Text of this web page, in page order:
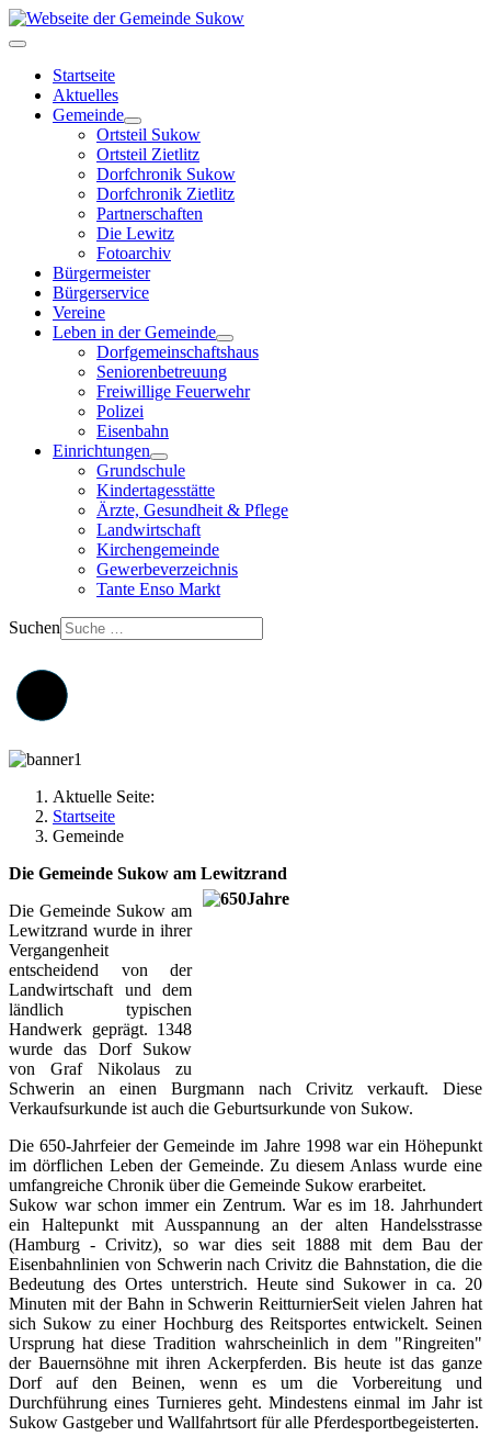
Startseite
Aktuelles
Gemeinde
Ortsteil Sukow
Ortsteil Zietlitz
Dorfchronik Sukow
Dorfchronik Zietlitz
Partnerschaften
Die Lewitz
Fotoarchiv
Bürgermeister
Bürgerservice
Vereine
Leben in der Gemeinde
Dorfgemeinschaftshaus
Seniorenbetreuung
Freiwillige Feuerwehr
Polizei
Eisenbahn
Einrichtungen
Grundschule
Kindertagesstätte
Ärzte, Gesundheit & Pflege
Landwirtschaft
Kirchengemeinde
Gewerbeverzeichnis
Tante Enso Markt
Suchen
Aktuelle Seite:
Startseite
Gemeinde
Die Gemeinde Sukow am Lewitzrand
Die Gemeinde Sukow am
Lewitzrand wurde in ihrer
Vergangenheit
entscheidend von der
Landwirtschaft und dem
ländlich typischen
Handwerk geprägt. 1348
wurde das Dorf Sukow
von Graf Nikolaus zu
Schwerin an einen Burgmann nach Crivitz verkauft. Diese
Verkaufsurkunde ist auch die Geburtsurkunde von Sukow.
Die 650-Jahrfeier der Gemeinde im Jahre 1998 war ein Höhepunkt
im dörflichen Leben der Gemeinde. Zu diesem Anlass wurde eine
umfangreiche Chronik über die Gemeinde Sukow erarbeitet.
Sukow war schon immer ein Zentrum. War es im 18. Jahrhundert
ein Haltepunkt mit Ausspannung an der alten Handelsstrasse
(Hamburg - Crivitz), so war dies seit 1888 mit dem Bau der
Eisenbahnlinien von Schwerin nach Crivitz die Bahnstation, die die
Bedeutung des Ortes unterstrich. Heute sind Sukower in ca. 20
Minuten mit der Bahn in Schwerin ReitturnierSeit vielen Jahren hat
sich Sukow zu einer Hochburg des Reitsportes entwickelt. Seinen
Ursprung hat diese Tradition wahrscheinlich in dem "Ringreiten"
der Bauernsöhne mit ihren Ackerpferden. Bis heute ist das ganze
Dorf auf den Beinen, wenn es um die Vorbereitung und
Durchführung eines Turnieres geht. Mindestens einmal im Jahr ist
Sukow Gastgeber und Wallfahrtsort für alle Pferdesportbegeisterten.